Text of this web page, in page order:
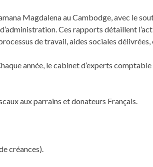
Magdalena au Cambodge, avec le
Ces rapports détaillent
de travail, aides sociales délivrées,
année, le cabinet d’experts comptable
aux parrains et donateurs Français.
créances).